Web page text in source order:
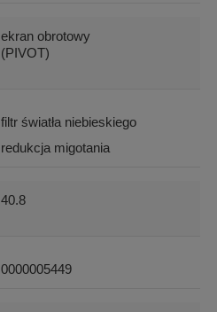
ekran obrotowy
(PIVOT)
filtr światła niebieskiego
redukcja migotania
40.8
0000005449